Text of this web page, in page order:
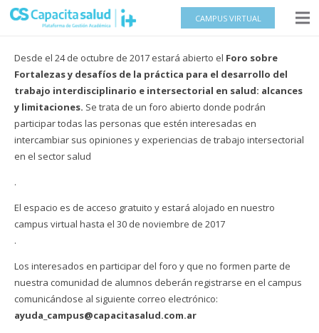
CAMPUS VIRTUAL
Desde el 24 de octubre de 2017 estará abierto el Foro sobre
Fortalezas y desafíos de la práctica para el desarrollo del
trabajo interdisciplinario e intersectorial en salud: alcances
y limitaciones. Se trata de un foro abierto donde podrán
participar todas las personas que estén interesadas en
intercambiar sus opiniones y experiencias de trabajo intersectorial
en el sector salud
.
El espacio es de acceso gratuito y estará alojado en nuestro
campus virtual hasta el 30 de noviembre de 2017
.
Los interesados en participar del foro y que no formen parte de
nuestra comunidad de alumnos deberán registrarse en el campus
comunicándose al siguiente correo electrónico:
ayuda_campus@capacitasalud.com.ar